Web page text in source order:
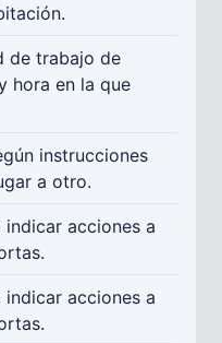
de trabajo de
hora en la que
instrucciones
a otro.
acciones a
acciones a